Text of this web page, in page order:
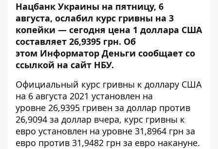
Нацбанк Украины на пятницу, 6
августа, ослабил курс гривны на 3
копейки — сегодня цена 1 доллара США
составляет 26,9395 грн. Об
этом Информатор Деньги сообщает со
ссылкой на сайт НБУ.
Официальный курс гривны к доллару США
на 6 августа 2021 установлен на
уровне 26,9395 гривен за доллар против
26,9094 за доллар вчера, курс гривны к
евро установлен на уровне 31,8964 грн за
евро против 31,9482 грн за евро накануне.